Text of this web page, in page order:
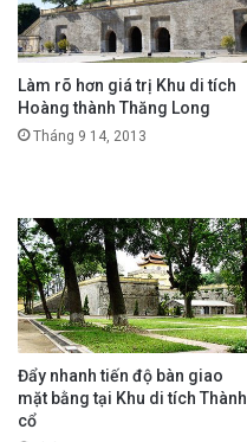
Làm rõ hơn giá trị Khu di tích
Hoàng thành Thăng Long
Tháng 9 14, 2013
Đẩy nhanh tiến độ bàn giao
mặt bằng tại Khu di tích Thành
cổ